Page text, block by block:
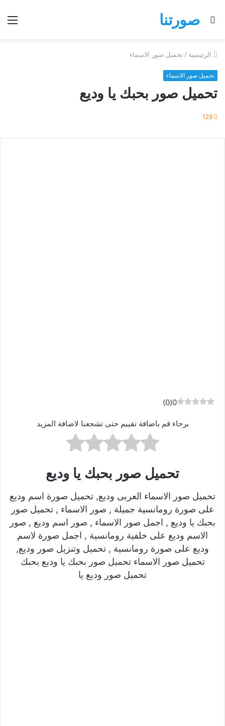
صورتنا
بحث
الرئيسية / تحميل صور الاسماء
تحميل صور الاسماء
تحميل صور بحبك يا وديع
129
0
(
0
)
برجاء قم باضافة تقييم حتى تشجعنا لاضافة المزيد
تحميل صور بحبك يا وديع
تحميل صور الاسماء العربى وديع, تحميل صورة اسم وديع
على صورة رومانسية جميلة , صور الاسماء , تحميل صور
بحبك يا وديع , اجمل صور الاسماء , صور اسم وديع , صور
الاسم وديع على خلفية رومانسية , اجمل صورة لاسم
وديع على صورة رومانسية , تحميل وتنزيل صور وديع,
تحميل صور الاسماء تحميل صور بحبك يا وديع بحبك
تحميل صور وديع يا